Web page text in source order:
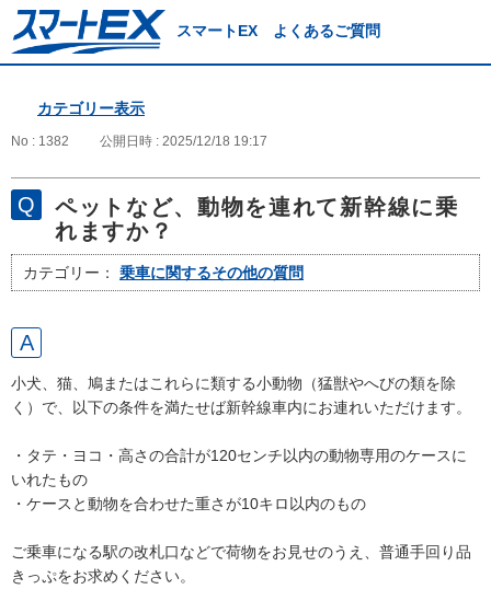
スマートEX よくあるご質問
カテゴリー表示
No : 1382 公開日時 : 2025/12/18 19:17
ペットなど、動物を連れて新幹線に乗
れますか？
カテゴリー： 乗車に関するその他の質問
小犬、猫、鳩またはこれらに類する小動物（猛獣やへびの類を除
く）で、以下の条件を満たせば新幹線車内にお連れいただけます。
・タテ・ヨコ・高さの合計が120センチ以内の動物専用のケースに
いれたもの
・ケースと動物を合わせた重さが10キロ以内のもの
ご乗車になる駅の改札口などで荷物をお見せのうえ、普通手回り品
きっぷをお求めください。